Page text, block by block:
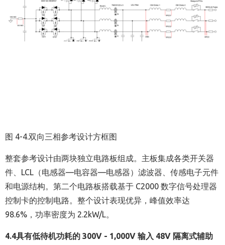
图 4-4.双向三相参考设计方框图
整套参考设计由两块独立电路板组成。主板集成各类开关器
件、LCL（电感器—电容器—电感器）滤波器、传感电子元件
和电源结构。第二个电路板搭载基于 C2000 数字信号处理器
控制卡的控制电路。整个设计表现优异，峰值效率达
98.6%，功率密度为 2.2kW/L。
4.4具有低待机功耗的 300V - 1,000V 输入 48V 隔离式辅助